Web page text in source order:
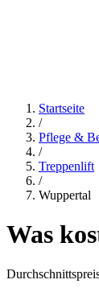
Startseite
/
Pflege &
/
Treppenlift
/
Wuppertal
Was